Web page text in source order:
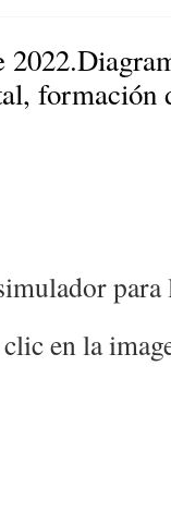
formación
para
en la